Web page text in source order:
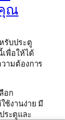
ณ
รับประตู
พื่อให้ได้
ามต้องการ
อก
ช้งานง่าย มี
ระตูและ